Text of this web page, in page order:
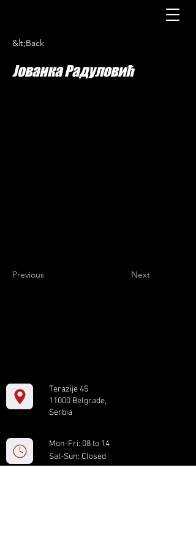
&lt;Back
Јованка Радуловић
Previous Next
Terazije 45
11000 Belgrade,
Serbia
Mon-Fri: 08 to 14
Sat-Sun: Closed